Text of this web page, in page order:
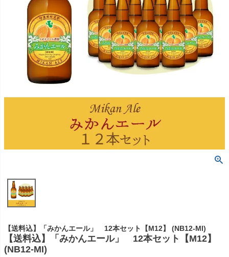
【送料込】「みかんエール」 12本セット【M12】 (NB12-MI)
【送料込】「みかんエール」 12本セット【M12】
(NB12-MI)